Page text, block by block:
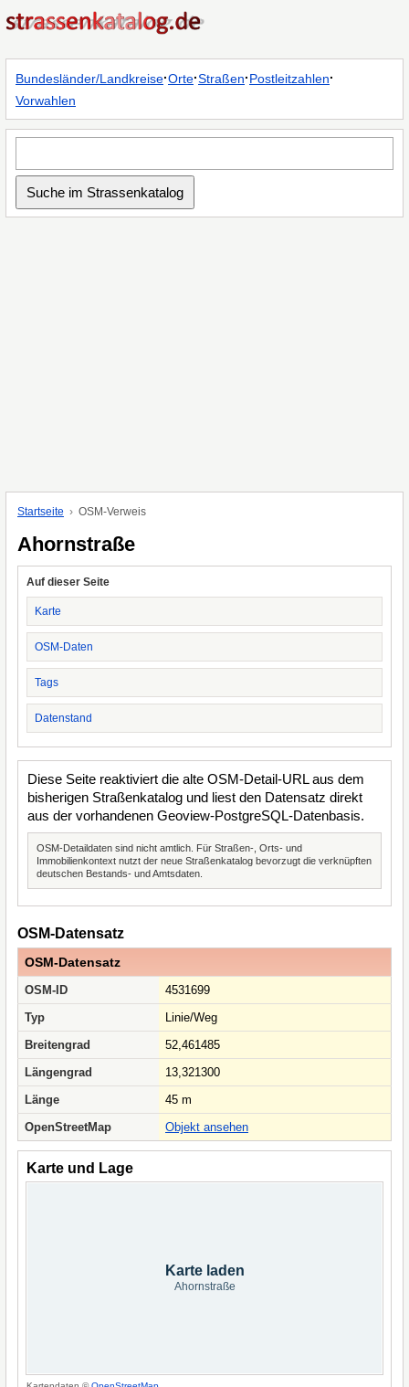
Bundesländer/Landkreise·Orte·Straßen·Postleitzahlen·
Vorwahlen
Startseite OSM-Verweis
Ahornstraße
Auf dieser Seite
Karte
OSM-Daten
Tags
Datenstand
Diese Seite reaktiviert die alte OSM-Detail-URL aus dem
bisherigen Straßenkatalog und liest den Datensatz direkt
aus der vorhandenen Geoview-PostgreSQL-Datenbasis.
OSM-Detaildaten sind nicht amtlich. Für Straßen-, Orts- und
Immobilienkontext nutzt der neue Straßenkatalog bevorzugt die verknüpften
deutschen Bestands- und Amtsdaten.
OSM-Datensatz
OSM-Datensatz
OSM-ID
4531699
Typ
Linie/Weg
Breitengrad
52,461485
Längengrad
13,321300
Länge
45 m
OpenStreetMap
Objekt ansehen
Karte und Lage
Karte laden
Ahornstraße